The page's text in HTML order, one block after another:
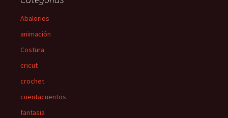
Abalorios
animación
Costura
cricut
crochet
cuentacuentos
fantasia